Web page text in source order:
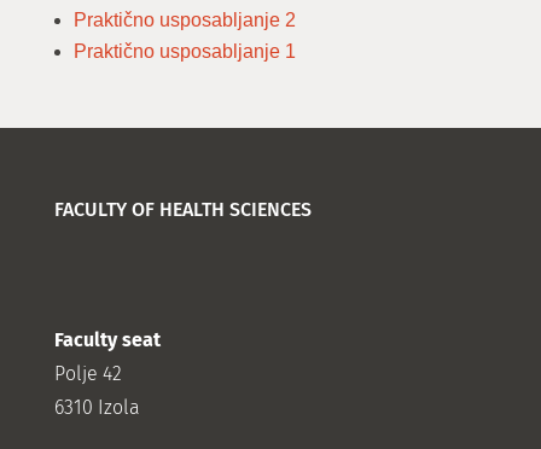
Praktično usposabljanje 2
Praktično usposabljanje 1
FACULTY OF HEALTH SCIENCES
Faculty seat
Polje 42
6310 Izola